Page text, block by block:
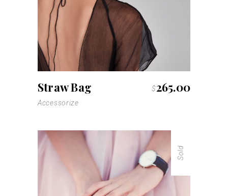
Straw Bag $265.00
Accessorize
Sold